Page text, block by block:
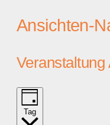
Ansichten-
Tag